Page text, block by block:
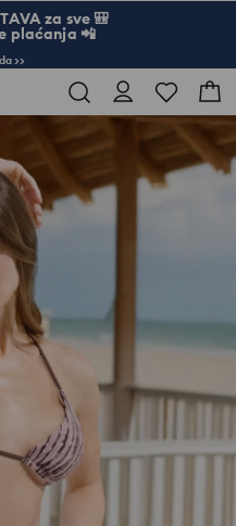
za sve 🎒
plaćanja 📲
>>